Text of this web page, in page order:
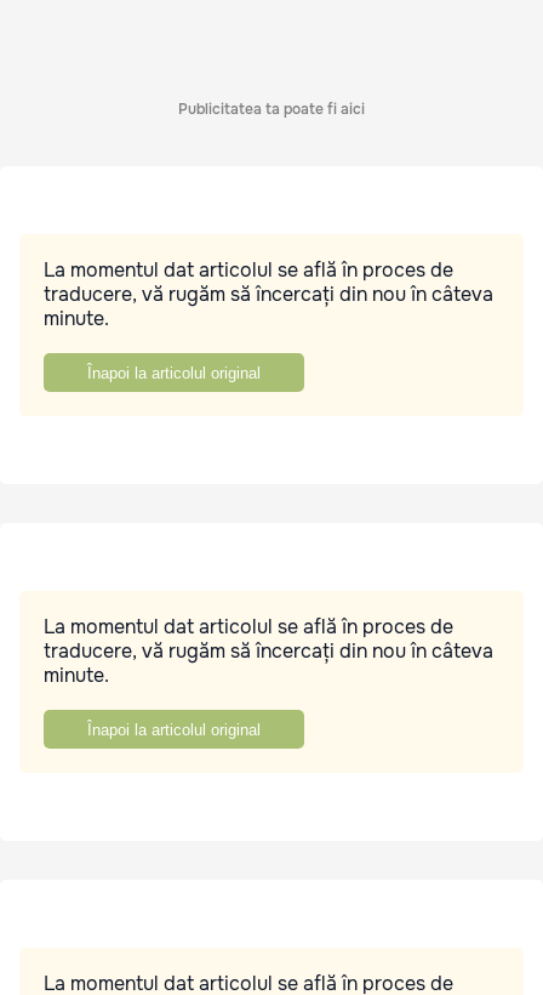
Publicitatea ta poate fi aici
La momentul dat articolul se află în proces de
traducere, vă rugăm să încercați din nou în câteva
minute.
Înapoi la articolul original
La momentul dat articolul se află în proces de
traducere, vă rugăm să încercați din nou în câteva
minute.
Înapoi la articolul original
La momentul dat articolul se află în proces de